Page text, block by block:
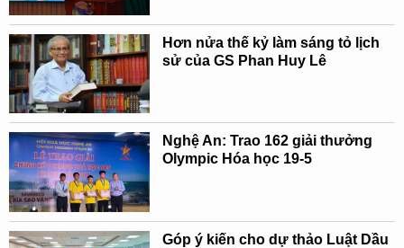
Hơn nửa thế kỷ làm sáng tỏ lịch
sử của GS Phan Huy Lê
Nghệ An: Trao 162 giải thưởng
Olympic Hóa học 19-5
Góp ý kiến cho dự thảo Luật Dầu